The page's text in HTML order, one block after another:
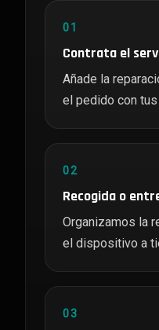
01
Contrata el
Añade la
el pedido con
02
Recogida o
Organizamos la
el dispositivo a
03